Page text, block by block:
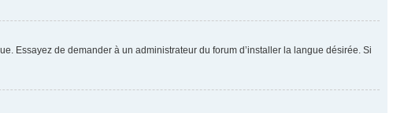
Essayez de demander à un administrateur du forum d’installer la langue désirée. Si